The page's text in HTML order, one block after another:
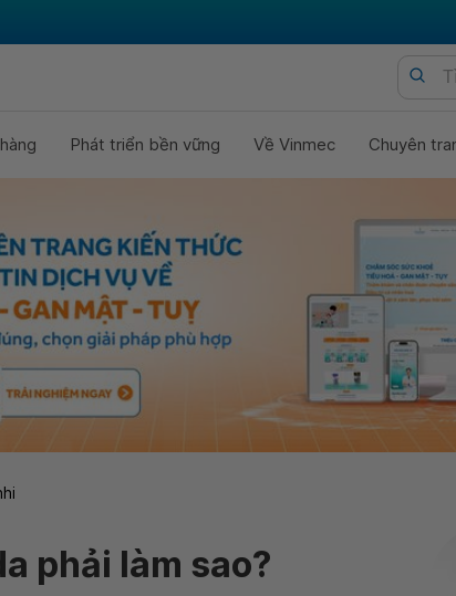
Phát triển bền vững Về Vinmec Chuyên
phải làm sao?